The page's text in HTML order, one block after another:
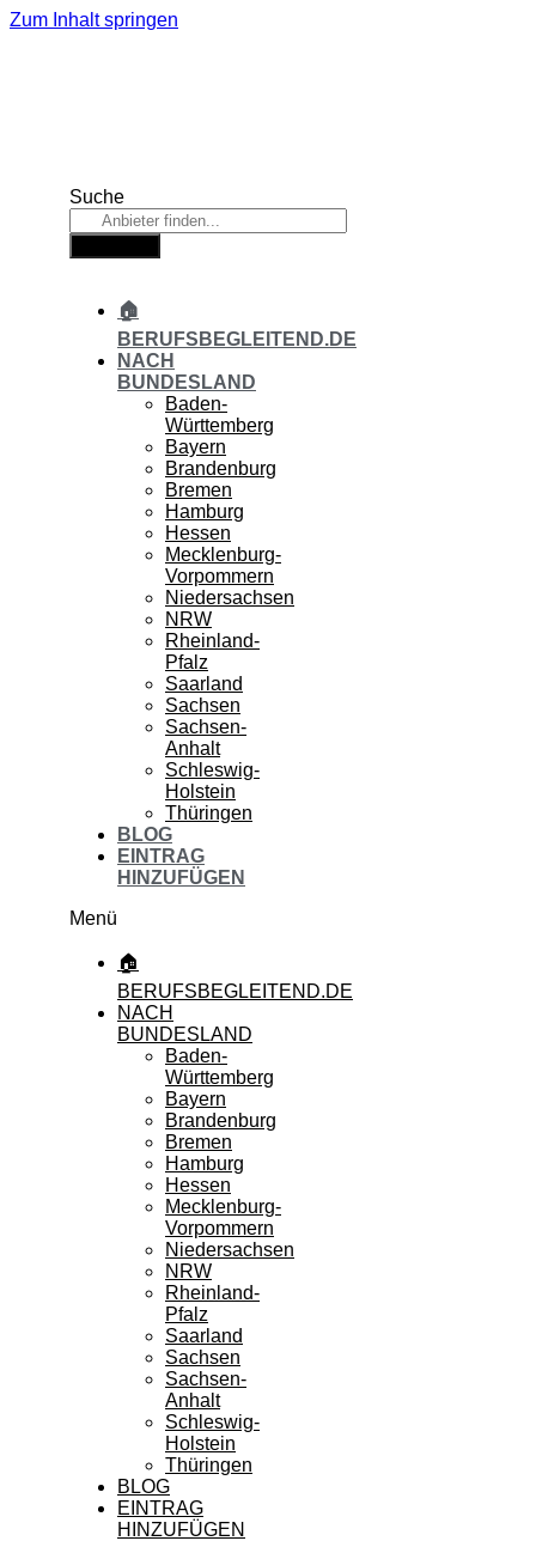
Zum Inhalt springen
Suche
🏠
BERUFSBEGLEITEND.DE
NACH
BUNDESLAND
Baden-
Württemberg
Bayern
Brandenburg
Bremen
Hamburg
Hessen
Mecklenburg-
Vorpommern
Niedersachsen
NRW
Rheinland-
Pfalz
Saarland
Sachsen
Sachsen-
Anhalt
Schleswig-
Holstein
Thüringen
BLOG
EINTRAG
HINZUFÜGEN
Menü
🏠
BERUFSBEGLEITEND.DE
NACH
BUNDESLAND
Baden-
Württemberg
Bayern
Brandenburg
Bremen
Hamburg
Hessen
Mecklenburg-
Vorpommern
Niedersachsen
NRW
Rheinland-
Pfalz
Saarland
Sachsen
Sachsen-
Anhalt
Schleswig-
Holstein
Thüringen
BLOG
EINTRAG
HINZUFÜGEN